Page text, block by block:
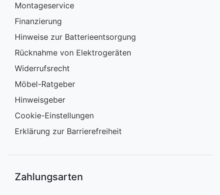
Montageservice
Finanzierung
Hinweise zur Batterieentsorgung
Rücknahme von Elektrogeräten
Widerrufsrecht
Möbel-Ratgeber
Hinweisgeber
Cookie-Einstellungen
Erklärung zur Barrierefreiheit
Zahlungsarten